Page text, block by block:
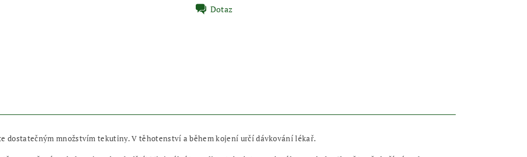
Dotaz
dostatečným množstvím tekutiny. V těhotenství a během kojení určí dávkování lékař.